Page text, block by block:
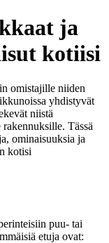
ja
kotiisi
omistajille niiden
yhdistyvät
niistä
Tässä
ominaisuuksia ja
kotisi
puu- tai
etuja ovat: